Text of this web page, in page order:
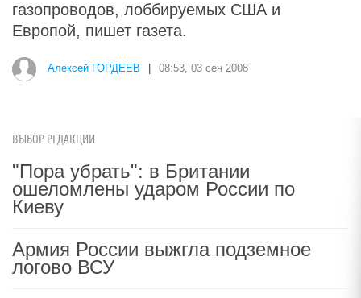
газопроводов, лоббируемых США и
Европой, пишет газета.
Алексей ГОРДЕЕВ 08:53, 03 сен 2008
ВЫБОР РЕДАКЦИИ
"Пора убрать": в Британии
ошеломлены ударом России по
Киеву
Армия России выжгла подземное
логово ВСУ